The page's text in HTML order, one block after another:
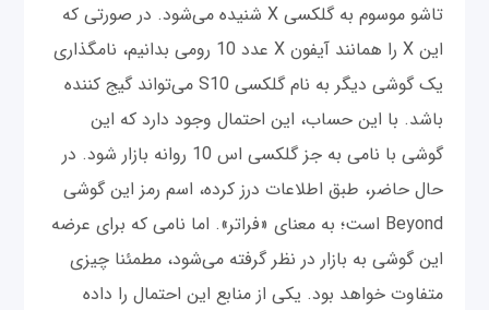
تاشو موسوم به گلکسی X شنیده می‌شود. در صورتی که
این X را همانند آیفون X عدد 10 رومی بدانیم، نامگذاری
یک گوشی دیگر به نام گلکسی S10 می‌تواند گیج کننده
باشد. با این حساب، این احتمال وجود دارد که این
گوشی با نامی به جز گلکسی اس 10 روانه بازار شود. در
حال حاضر، طبق اطلاعات درز کرده، اسم رمز این گوشی
Beyond است؛ به معنای «فراتر». اما نامی که برای عرضه
این گوشی به بازار در نظر گرفته می‌شود، مطمئنا چیزی
متفاوت خواهد بود. یکی از منابع این احتمال را داده